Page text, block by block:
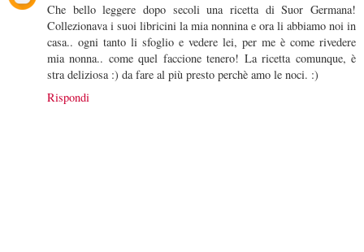
Che bello leggere dopo secoli una ricetta di Suor Germana!
Collezionava i suoi libricini la mia nonnina e ora li abbiamo noi in
casa.. ogni tanto li sfoglio e vedere lei, per me è come rivedere
mia nonna.. come quel faccione tenero! La ricetta comunque, è
stra deliziosa :) da fare al più presto perchè amo le noci. :)
Rispondi